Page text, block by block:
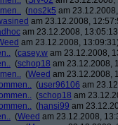
(nos2k5 am
am 23.12.2008,
am 23.12.2008,
am 23.12.2008,
(casey.w am 23.12.2008,
(schop18 am 23.12.2008,
(Weed am 23.12.2008,
(user96106 am
(schop18 am
(hansi99 am
(Weed am 23.12.2008,